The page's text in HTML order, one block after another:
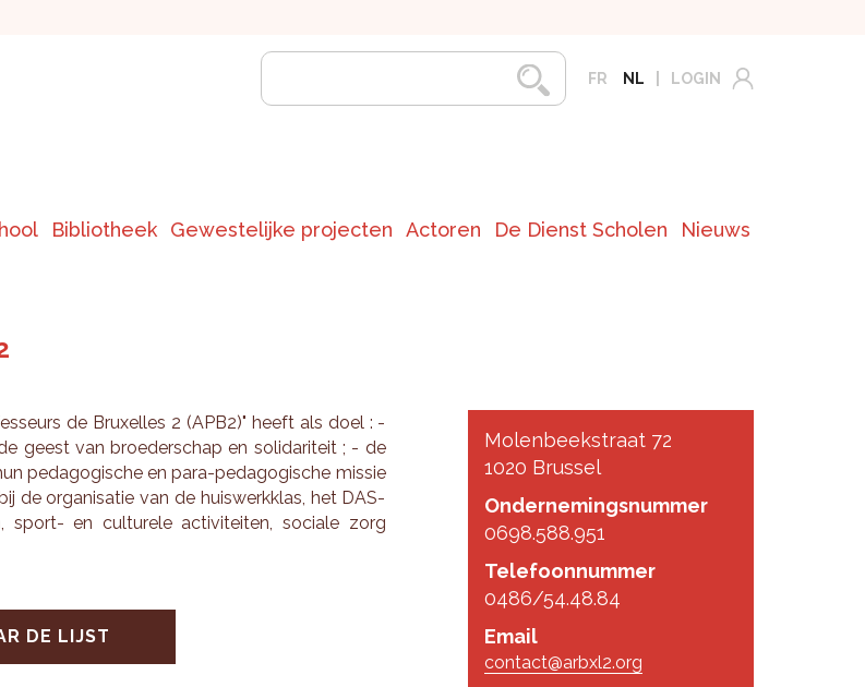
FR NL LOGIN
Bibliotheek Gewestelijke projecten Actoren De Dienst Scholen Nieuws
Molenbeekstraat 72
1020 Brussel
Ondernemingsnummer
0698.588.951
Telefoonnummer
0486/54.48.84
Email
contact@arbxl2.org
de Bruxel­les 2 (APB2)" heeft als doel : -
geest van broe­der­schap en so­li­da­ri­teit ; - de
pe­da­go­gi­sche en para-pe­da­go­gi­sche mis­sie
de or­ga­ni­sa­tie van de huis­werk­klas, het DAS-
sport- en cul­tu­re­le ac­ti­vi­tei­ten, so­ci­a­le zorg
DE LIJST